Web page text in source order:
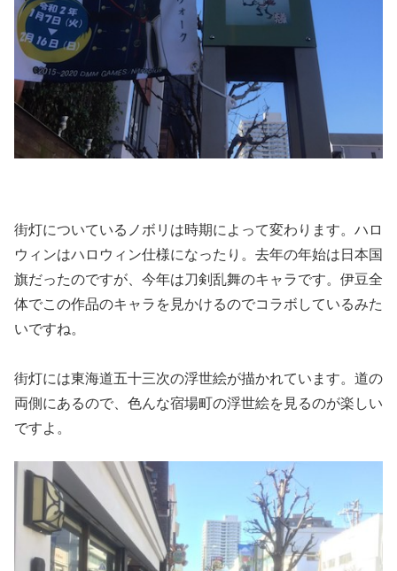
街灯についているノボリは時期によって変わります。ハロ
ウィンはハロウィン仕様になったり。去年の年始は日本国
旗だったのですが、今年は刀剣乱舞のキャラです。伊豆全
体でこの作品のキャラを見かけるのでコラボしているみた
いですね。
街灯には東海道五十三次の浮世絵が描かれています。道の
両側にあるので、色んな宿場町の浮世絵を見るのが楽しい
ですよ。